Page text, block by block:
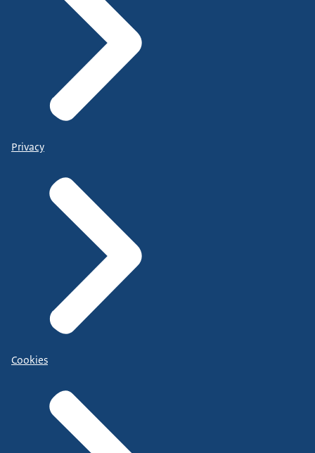
Privacy
Cookies